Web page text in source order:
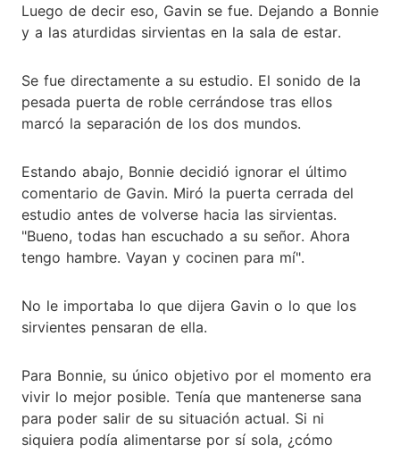
Luego de decir eso, Gavin se fue. Dejando a Bonnie
y a las aturdidas sirvientas en la sala de estar.
Se fue directamente a su estudio. El sonido de la
pesada puerta de roble cerrándose tras ellos
marcó la separación de los dos mundos.
Estando abajo, Bonnie decidió ignorar el último
comentario de Gavin. Miró la puerta cerrada del
estudio antes de volverse hacia las sirvientas.
"Bueno, todas han escuchado a su señor. Ahora
tengo hambre. Vayan y cocinen para mí".
No le importaba lo que dijera Gavin o lo que los
sirvientes pensaran de ella.
Para Bonnie, su único objetivo por el momento era
vivir lo mejor posible. Tenía que mantenerse sana
para poder salir de su situación actual. Si ni
siquiera podía alimentarse por sí sola, ¿cómo